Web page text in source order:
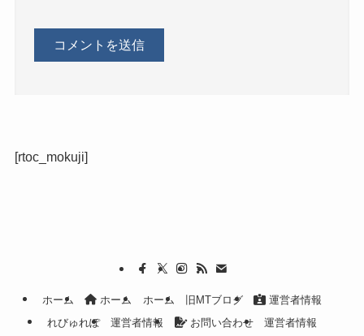
[rtoc_mokuji]
ホーム ホーム ホーム 旧MTブログ
運営者情報
れびゅれぽ
運営者情報 お問い合わせ 運営者情報